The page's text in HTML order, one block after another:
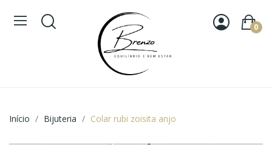
0
Início Bijuteria Colar rubi zoisita anjo